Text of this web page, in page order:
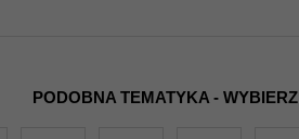
PODOBNA TEMATYKA - WYBIERZ